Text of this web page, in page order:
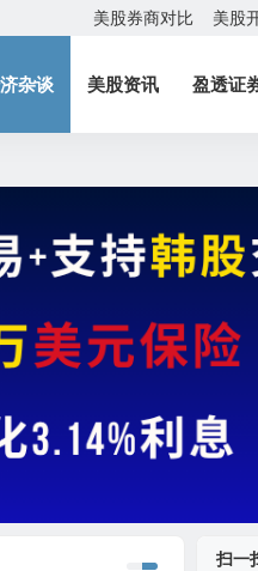
美股券商对比 美股
杂谈 美股资讯 盈透证
扫一